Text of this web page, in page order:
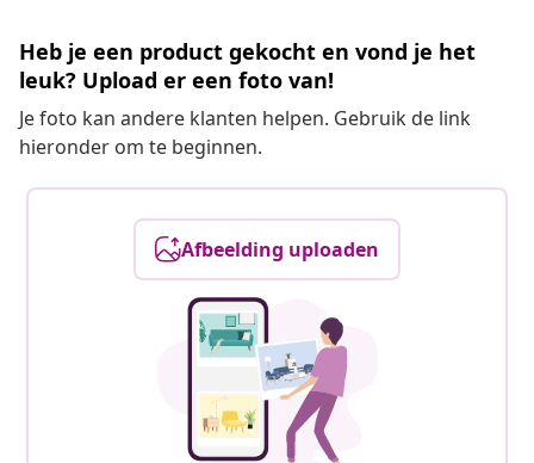
Heb je een product gekocht en vond je het
leuk? Upload er een foto van!
Je foto kan andere klanten helpen. Gebruik de link
hieronder om te beginnen.
Afbeelding uploaden